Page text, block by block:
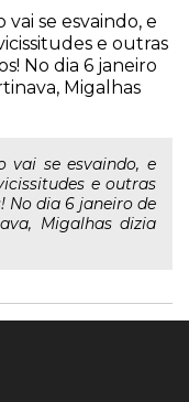
se esvaindo, e
e outras
No dia 6 janeiro
Migalhas
vai se esvaindo, e
e outras
No dia 6 janeiro de
Migalhas dizia